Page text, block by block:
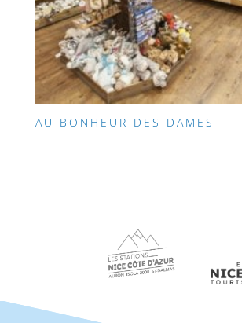
AU BONHEUR DES DAMES